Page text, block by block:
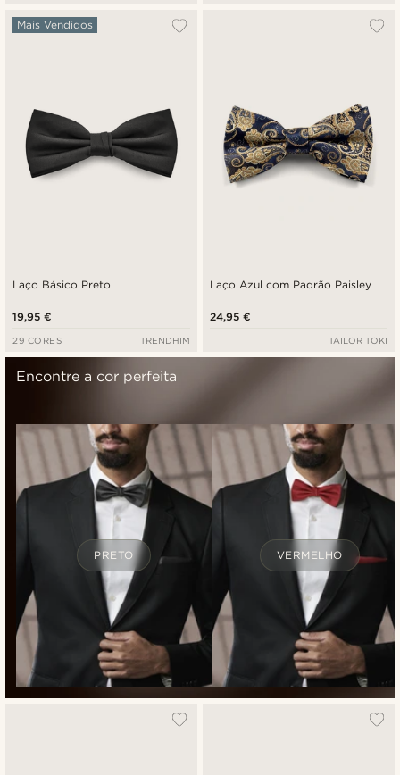
Laço Básico Preto
Mais Vendidos
19,95 €
29 CORES TRENDHIM
Laço Azul com Padrão Paisley
24,95 €
TAILOR TOKI
Encontre a cor perfeita
PRETO VERMELHO